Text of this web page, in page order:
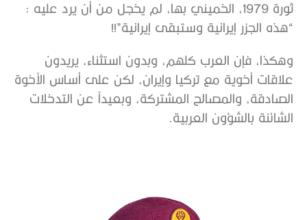
ثورة 1979، الخميني بها، لم يخجل من أن يرد عليه :
“هذه الجزر إيرانية وستبقى إيرانية”!!
وهكذا، فإن العرب كلهم، وبدون استثناء، يريدون
علاقات أخوية مع تركيا وإيران، لكن على أساس الأخوة
الصادقة، والمصالح المشتركة، وبعيداً عن التدخلات
الشائنة بالشؤون العربية.